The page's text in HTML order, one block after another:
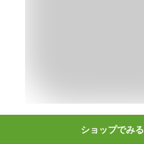
ショップでみる